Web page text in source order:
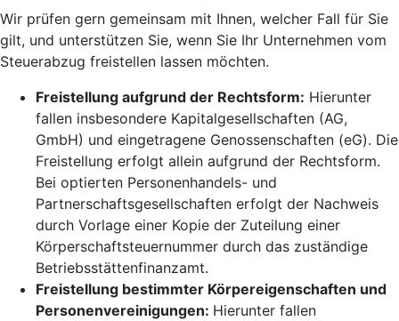
Wir prüfen gern gemeinsam mit Ihnen, welcher Fall für Sie
gilt, und unterstützen Sie, wenn Sie Ihr Unternehmen vom
Steuerabzug freistellen lassen möchten.
Freistellung aufgrund der Rechtsform: Hierunter
fallen insbesondere Kapitalgesellschaften (AG,
GmbH) und eingetragene Genossenschaften (eG). Die
Freistellung erfolgt allein aufgrund der Rechtsform.
Bei optierten Personenhandels- und
Partnerschaftsgesellschaften erfolgt der Nachweis
durch Vorlage einer Kopie der Zuteilung einer
Körperschaftsteuernummer durch das zuständige
Betriebsstättenfinanzamt.
Freistellung bestimmter Körpereigenschaften und
Personenvereinigungen: Hierunter fallen